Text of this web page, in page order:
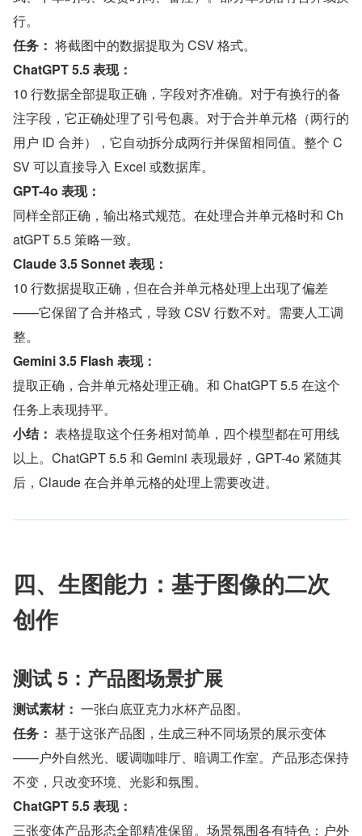
行。
任务： 将截图中的数据提取为 CSV 格式。
ChatGPT 5.5 表现：
10 行数据全部提取正确，字段对齐准确。对于有换行的备
注字段，它正确处理了引号包裹。对于合并单元格（两行的
用户 ID 合并），它自动拆分成两行并保留相同值。整个 C
SV 可以直接导入 Excel 或数据库。
GPT-4o 表现：
同样全部正确，输出格式规范。在处理合并单元格时和 Ch
atGPT 5.5 策略一致。
Claude 3.5 Sonnet 表现：
10 行数据提取正确，但在合并单元格处理上出现了偏差
——它保留了合并格式，导致 CSV 行数不对。需要人工调
整。
Gemini 3.5 Flash 表现：
提取正确，合并单元格处理正确。和 ChatGPT 5.5 在这个
任务上表现持平。
小结： 表格提取这个任务相对简单，四个模型都在可用线
以上。ChatGPT 5.5 和 Gemini 表现最好，GPT-4o 紧随其
后，Claude 在合并单元格的处理上需要改进。
四、生图能力：基于图像的二次
创作
测试 5：产品图场景扩展
测试素材： 一张白底亚克力水杯产品图。
任务： 基于这张产品图，生成三种不同场景的展示变体
——户外自然光、暖调咖啡厅、暗调工作室。产品形态保持
不变，只改变环境、光影和氛围。
ChatGPT 5.5 表现：
三张变体产品形态全部精准保留。场景氛围各有特色：户外